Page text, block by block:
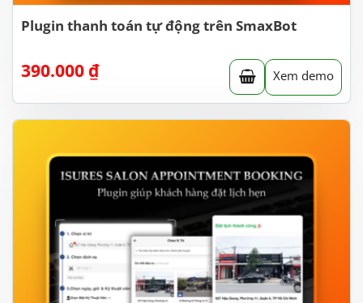
Plugin thanh toán tự động trên SmaxBot
390.000 ₫ Xem demo